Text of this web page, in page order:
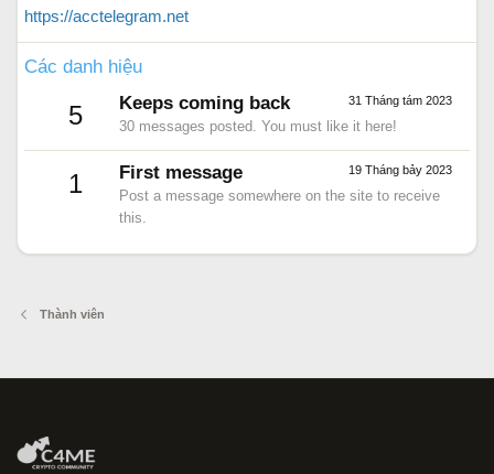
https://acctelegram.net
Các danh hiệu
5 31 Tháng tám 2023
Keeps coming back
30 messages posted. You must like it here!
1 19 Tháng bảy 2023
First message
Post a message somewhere on the site to receive
this.
Thành viên